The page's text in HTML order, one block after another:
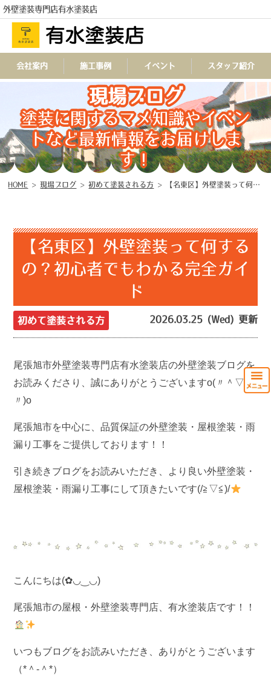
外壁塗装専門店有水塗装店
TEL
会社案内 施工事例 イベント スタッフ紹介
現場ブログ
塗装に関するマメ知識やイベン
トなど最新情報をお届けしま
す！
HOME >現場ブログ >初めて塗装される方 > 【名東区】外壁塗装って何するの？初心者でもわかる完全ガイド
【名東区】外壁塗装って何する
の？初心者でもわかる完全ガイ
ド
初めて塗装される方 2026.03.25 (Wed) 更新
尾張旭市外壁塗装専門店有水塗装店の外壁塗装ブログを
お読みくださり、誠にありがとうございますo(〃＾▽＾
〃)o
尾張旭市を中心に、品質保証の外壁塗装・屋根塗装・雨
漏り工事をご提供しております！！
引き続きブログをお読みいただき、より良い外壁塗装・
屋根塗装・雨漏り工事にして頂きたいです(/≧▽≦)/
こんにちは(✿◡‿◡)
尾張旭市の屋根・外壁塗装専門店、有水塗装店です！！
いつもブログをお読みいただき、ありがとうございます
（*＾-＾*）